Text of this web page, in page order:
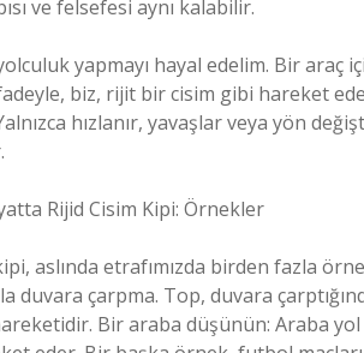
ve felsefesi aynı kalabilir.
yapmayı hayal edelim. Bir araç
biz, rijit bir cisim gibi hareket
hızlanır, yavaşlar veya yön
Rijid Cisim Kipi: Örnekler
aslında etrafımızda birden fazla
duvara çarpma. Top, duvara
Bir araba düşünün: Araba